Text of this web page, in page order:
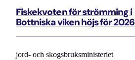
Fiskekvoten för strömming i
Bottniska viken höjs för 2026
jord- och skogsbruksministeriet